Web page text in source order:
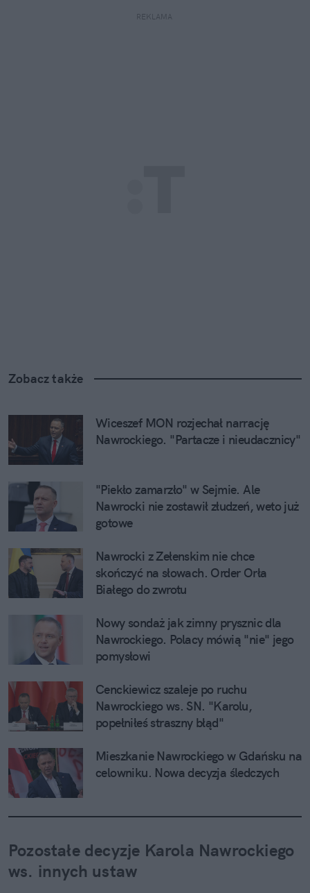
REKLAMA
Zobacz także
Wiceszef MON rozjechał narrację
Nawrockiego. "Partacze i nieudacznicy"
"Piekło zamarzło" w Sejmie. Ale
Nawrocki nie zostawił złudzeń, weto już
gotowe
Nawrocki z Zełenskim nie chce
skończyć na słowach. Order Orła
Białego do zwrotu
Nowy sondaż jak zimny prysznic dla
Nawrockiego. Polacy mówią "nie" jego
pomysłowi
Cenckiewicz szaleje po ruchu
Nawrockiego ws. SN. "Karolu,
popełniłeś straszny błąd"
Mieszkanie Nawrockiego w Gdańsku na
celowniku. Nowa decyzja śledczych
Pozostałe decyzje Karola Nawrockiego
ws. innych ustaw